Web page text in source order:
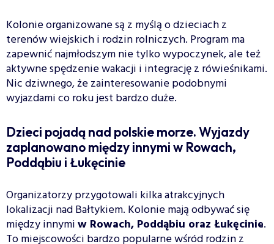
Kolonie organizowane są z myślą o dzieciach z
terenów wiejskich i rodzin rolniczych. Program ma
zapewnić najmłodszym nie tylko wypoczynek, ale też
aktywne spędzenie wakacji i integrację z rówieśnikami.
Nic dziwnego, że zainteresowanie podobnymi
wyjazdami co roku jest bardzo duże.
Dzieci pojadą nad polskie morze. Wyjazdy
zaplanowano między innymi w Rowach,
Poddąbiu i Łukęcinie
Organizatorzy przygotowali kilka atrakcyjnych
lokalizacji nad Bałtykiem. Kolonie mają odbywać się
między innymiw Rowach, Poddąbiu oraz Łukęcinie.
To miejscowości bardzo popularne wśród rodzin z